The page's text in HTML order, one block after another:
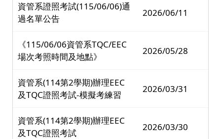
資管系證照考試(115/06/06)通
過名單公告
2026/06/11
《115/06/06資管系TQC/EEC
場次考照時間及地點》
2026/05/28
資管系(114第2學期)辦理EEC
及TQC證照考試-模擬考練習
2026/03/31
資管系(114第2學期)辦理EEC
及TQC證照考試
2026/03/30